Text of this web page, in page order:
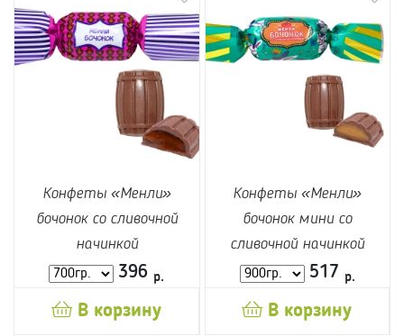
Конфеты «Менли»
бочонок со сливочной
начинкой
396 р.
В корзину
Конфеты «Менли»
бочонок мини со
сливочной начинкой
517 р.
В корзину